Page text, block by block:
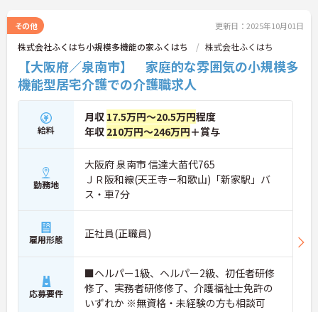
その他 更新日：2025年10月01日
株式会社ふくはち小規模多機能の家ふくはち 株式会社ふくはち
【大阪府／泉南市】 家庭的な雰囲気の小規模多
機能型居宅介護での介護職求人
給料
月収 17.5万円～20.5万円程度
年収 210万円～246万円＋賞与
勤務地
大阪府 泉南市 信達大苗代765
ＪＲ阪和線(天王寺－和歌山)「新家駅」バ
ス・車7分
雇用形態 正社員(正職員)
応募要件
■ヘルパー1級、ヘルパー2級、初任者研修
修了、実務者研修修了、介護福祉士免許の
いずれか ※無資格・未経験の方も相談可